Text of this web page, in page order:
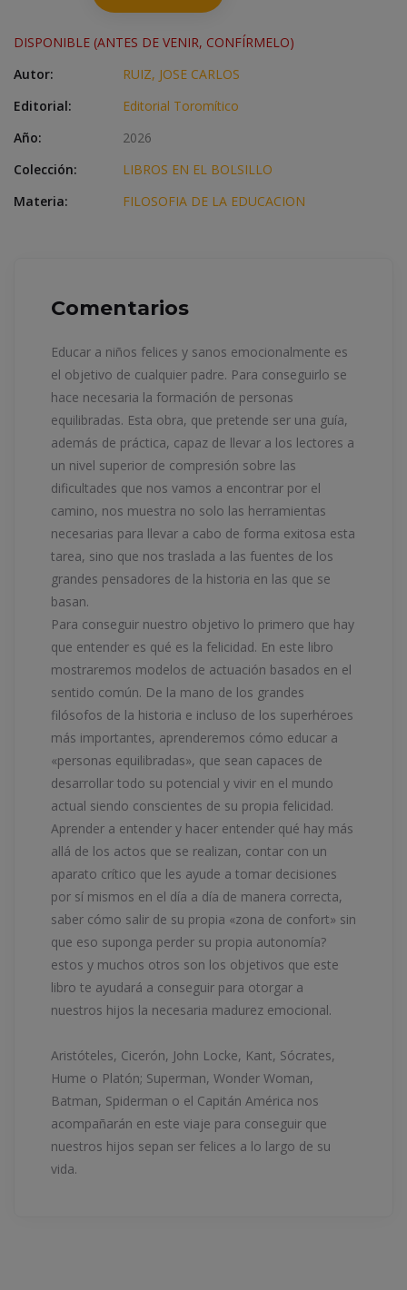
DISPONIBLE (ANTES DE VENIR, CONFÍRMELO)
Autor:
RUIZ, JOSE CARLOS
Editorial:
Editorial Toromítico
Año:
2026
Colección:
LIBROS EN EL BOLSILLO
Materia:
FILOSOFIA DE LA EDUCACION
Comentarios
Educar a niños felices y sanos emocionalmente es
el objetivo de cualquier padre. Para conseguirlo se
hace necesaria la formación de personas
equilibradas. Esta obra, que pretende ser una guía,
además de práctica, capaz de llevar a los lectores a
un nivel superior de compresión sobre las
dificultades que nos vamos a encontrar por el
camino, nos muestra no solo las herramientas
necesarias para llevar a cabo de forma exitosa esta
tarea, sino que nos traslada a las fuentes de los
grandes pensadores de la historia en las que se
basan.
Para conseguir nuestro objetivo lo primero que hay
que entender es qué es la felicidad. En este libro
mostraremos modelos de actuación basados en el
sentido común. De la mano de los grandes
filósofos de la historia e incluso de los superhéroes
más importantes, aprenderemos cómo educar a
«personas equilibradas», que sean capaces de
desarrollar todo su potencial y vivir en el mundo
actual siendo conscientes de su propia felicidad.
Aprender a entender y hacer entender qué hay más
allá de los actos que se realizan, contar con un
aparato crítico que les ayude a tomar decisiones
por sí mismos en el día a día de manera correcta,
saber cómo salir de su propia «zona de confort» sin
que eso suponga perder su propia autonomía?
estos y muchos otros son los objetivos que este
libro te ayudará a conseguir para otorgar a
nuestros hijos la necesaria madurez emocional.
Aristóteles, Cicerón, John Locke, Kant, Sócrates,
Hume o Platón; Superman, Wonder Woman,
Batman, Spiderman o el Capitán América nos
acompañarán en este viaje para conseguir que
nuestros hijos sepan ser felices a lo largo de su
vida.